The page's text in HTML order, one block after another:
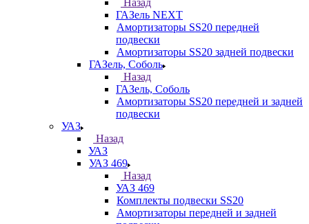
Назад
ГАЗель NEXT
Амортизаторы SS20 передней
подвески
Амортизаторы SS20 задней подвески
ГАЗель, Соболь
Назад
ГАЗель, Соболь
Амортизаторы SS20 передней и задней
подвески
УАЗ
Назад
УАЗ
УАЗ 469
Назад
УАЗ 469
Комплекты подвески SS20
Амортизаторы передней и задней